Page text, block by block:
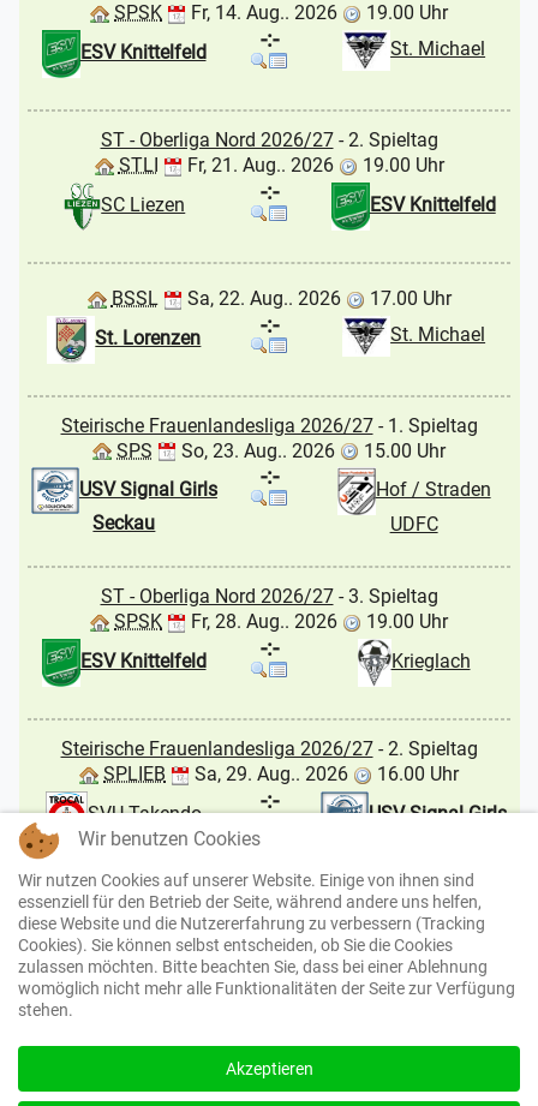
SPSK Fr, 14. Aug.. 2026
19.00 Uhr
ESV Knittelfeld
St. Michael
-:-
ST - Oberliga Nord 2026/27- 2. Spieltag
STLI
Fr, 21. Aug.. 2026
19.00 Uhr
SC Liezen
ESV Knittelfeld
-:-
BSSL Sa, 22. Aug.. 2026
17.00 Uhr
St. Lorenzen
St. Michael
-:-
Steirische Frauenlandesliga 2026/27- 1. Spieltag
SPS
So, 23. Aug.. 2026
15.00 Uhr
USV Signal Girls
Seckau
Hof / Straden
UDFC
-:-
ST - Oberliga Nord 2026/27- 3. Spieltag
SPSK
Fr, 28. Aug.. 2026
19.00 Uhr
ESV Knittelfeld
Krieglach
-:-
Steirische Frauenlandesliga 2026/27- 2. Spieltag
SPLIEB
Sa, 29. Aug.. 2026
16.00 Uhr
SVU Takendo
Liebenau
USV Signal Girls
-:-
ST - Gebietsliga Mur 2026/27- 1. Spieltag
JLSL
Sa, 29. Aug.. 2026
17.00 Uhr
St. Peter/K. II
ESV Knittelfeld
-:-
traffic analysis. By continuing to visit this site you
agree to our use of cookies.
Wir benutzen Cookies
Wir nutzen Cookies auf unserer Website. Einige von ihnen sind
essenziell für den Betrieb der Seite, während andere uns helfen,
diese Website und die Nutzererfahrung zu verbessern (Tracking
Cookies). Sie können selbst entscheiden, ob Sie die Cookies
zulassen möchten. Bitte beachten Sie, dass bei einer Ablehnung
womöglich nicht mehr alle Funktionalitäten der Seite zur Verfügung
stehen.
Akzeptieren